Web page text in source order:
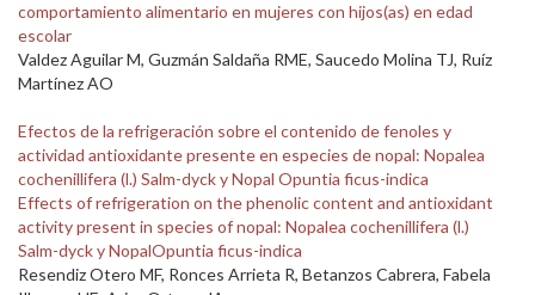
comportamiento alimentario en mujeres con hijos(as) en edad
escolar
Valdez Aguilar M, Guzmán Saldaña RME, Saucedo Molina TJ, Ruíz
Martínez AO
Efectos de la refrigeración sobre el contenido de fenoles y
actividad antioxidante presente en especies de nopal: Nopalea
cochenillifera (l.) Salm-dyck y Nopal Opuntia ficus-indica
Effects of refrigeration on the phenolic content and antioxidant
activity present in species of nopal: Nopalea cochenillifera (l.)
Salm-dyck y NopalOpuntia ficus-indica
Resendiz Otero MF, Ronces Arrieta R, Betanzos Cabrera, Fabela